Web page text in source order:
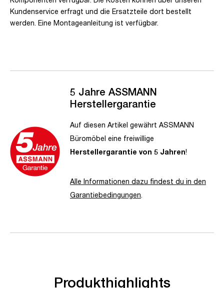
Kundenservice erfragt und die Ersatzteile dort bestellt
werden. Eine Montageanleitung ist verfügbar.
5 Jahre ASSMANN
Herstellergarantie
Auf diesen Artikel gewährt ASSMANN
Büromöbel eine freiwillige
Herstellergarantie von 5 Jahren!
Alle Informationen dazu findest du in den
Garantiebedingungen.
Produkthighlights